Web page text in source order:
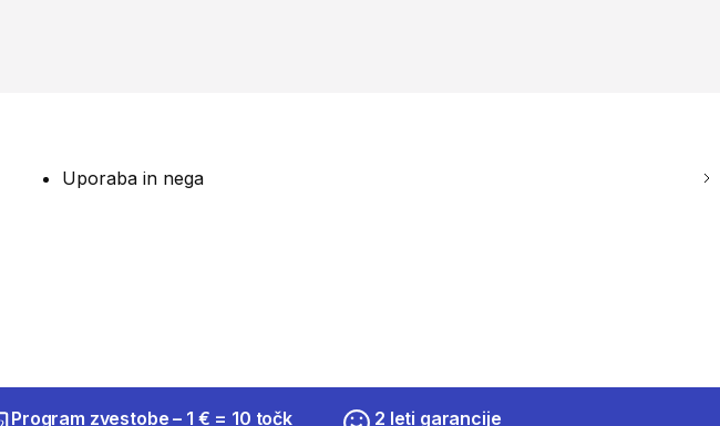
Uporaba in nega
Program zvestobe – 1 € = 10 točk 2 leti garancije